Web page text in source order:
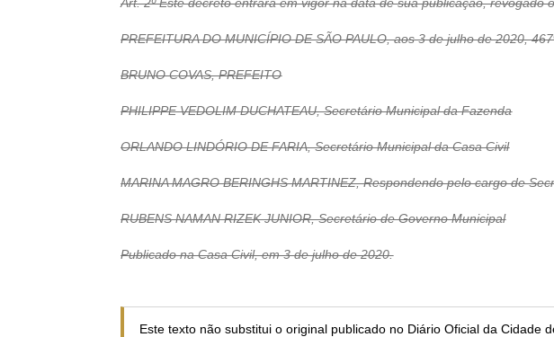
PREFEITURA DO MUNICÍPIO DE SÃO PAULO, aos 3 de julho de 2020,
BRUNO COVAS, PREFEITO
PHILIPPE VEDOLIM DUCHATEAU, Secretário Municipal da Fazenda
ORLANDO LINDÓRIO DE FARIA, Secretário Municipal da Casa Civil
MARINA MAGRO BERINGHS MARTINEZ, Respondendo pelo cargo de
RUBENS NAMAN RIZEK JUNIOR, Secretário de Governo Municipal
Publicado na Casa Civil, em 3 de julho de 2020.
Este texto não substitui o original publicado no Diário Oficial da Cidade